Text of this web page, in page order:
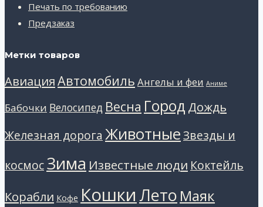
Печать по требованию
Предзаказ
Метки товаров
АвиацияАвтомобиль Ангелы и феи Аниме
Бабочки Велосипед Весна Город Дождь
Железная дорога ЖивотныеЗвезды и
космосЗима Известные люди Коктейль
Корабли Кофе Кошки Лето Маяк